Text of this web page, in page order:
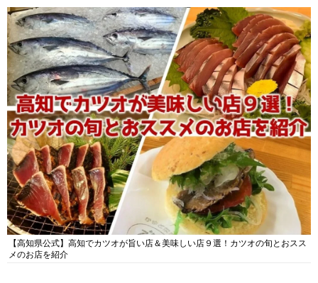
【高知県公式】高知でカツオが旨い店＆美味しい店９選！カツオの旬とおスス
メのお店を紹介